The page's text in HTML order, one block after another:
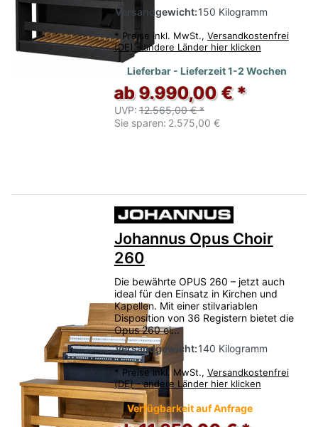
Versandgewicht:150 Kilogramm
* Preise inkl. MwSt., Versandkostenfrei
(DE) - andere Länder hier klicken
Lieferbar - Lieferzeit 1-2 Wochen
ab 9.990,00 € *
UVP: 12.565,00 € *
Sie sparen: 2.575,00 €
Johannus Opus Choir
260
Die bewährte OPUS 260 – jetzt auch
ideal für den Einsatz in Kirchen und
Kapellen. Mit einer stilvariablen
Disposition von 36 Registern bietet die
Opus 260 ei...
Versandgewicht:140 Kilogramm
* Preise inkl. MwSt., Versandkostenfrei
(DE) - andere Länder hier klicken
Verfügbarkeit auf Anfrage